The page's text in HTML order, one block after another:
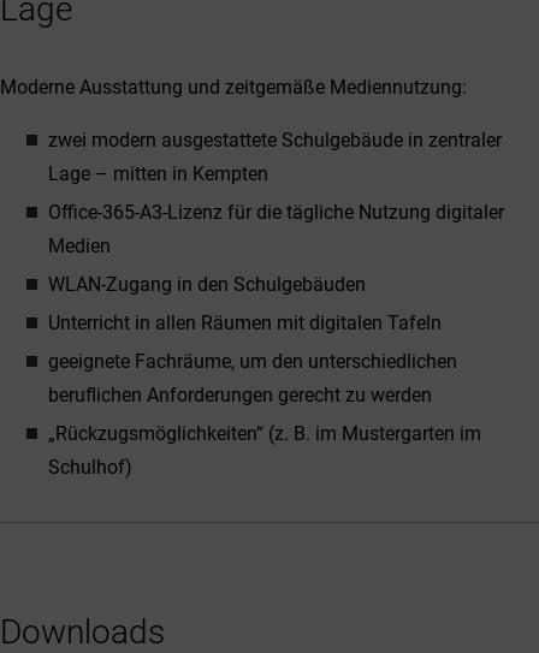
Lage
Moderne Ausstattung und zeitgemäße Mediennutzung:
zwei modern ausgestattete Schulgebäude in zentraler
Lage – mitten in Kempten
Office-365-A3-Lizenz für die tägliche Nutzung digitaler
Medien
WLAN-Zugang in den Schulgebäuden
Unterricht in allen Räumen mit digitalen Tafeln
geeignete Fachräume, um den unterschiedlichen
beruflichen Anforderungen gerecht zu werden
„Rückzugsmöglichkeiten“ (z. B. im Mustergarten im
Schulhof)
Downloads